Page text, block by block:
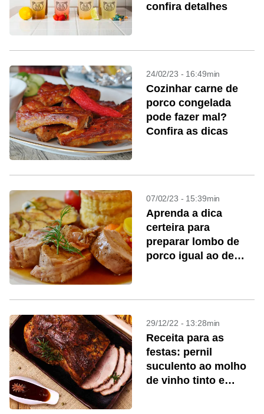
confira detalhes
24/02/23 - 16:49min
Cozinhar carne de
porco congelada
pode fazer mal?
Confira as dicas
07/02/23 - 15:39min
Aprenda a dica
certeira para
preparar lombo de
porco igual ao de
29/12/22 - 13:28min
Receita para as
festas: pernil
suculento ao molho
de vinho tinto e